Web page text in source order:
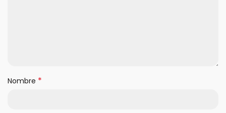
Nombre *